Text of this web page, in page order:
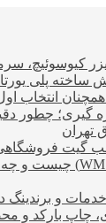
کیوسوئیچ،
ساخته پلی
گیری؛ چطور
تهران
گیت
و
چاپ بارکد و